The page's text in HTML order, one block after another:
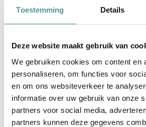
Toestemming Details
Deze website maakt gebruik van
We gebruiken cookies om content en
personaliseren, om functies voor
en om ons websiteverkeer te
informatie over uw gebruik van onze
partners voor social media,
partners kunnen deze gegevens
Thuis, bij ons